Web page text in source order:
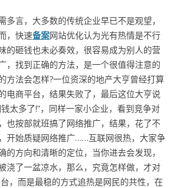
多言，大多数的传统企业早已不是观望，
，快速备案网站优化认为光有热情是不行
的砸钱也未必奏效，很容易成为别人的营
，找到正确的方法，是一个很值得注意的
方法会怎样?一位资深的地产大亨曾经打算
电商平台，结果失败了，最后这位大亨说
太多了!”，同样一家小企业，看到竞争对
也按部就班搞了网络推广，结果，花了不
开始质疑网络推广……互联网很热，大家争
的方向和清晰的定位，当你进去会发现，
浇了一盆凉水，那么，究竟怎样做，才对
，而是最稳的方式追热是网民的共性，在